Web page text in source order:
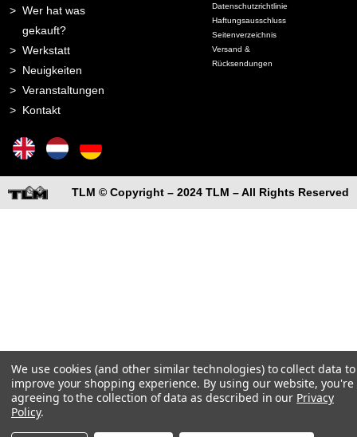
Wer hat was
gekauft?
Werkstatt
Neuigkeiten
Veranstaltungen
Kontakt
Datenschutzrichtlinie
Haftungsausschluss
Seitenverzeichnis
Versand &
Rücksendungen
TLM © Copyright – 2024 TLM – All Rights Reserved
We use cookies (and other similar technologies) to collect data to
improve your shopping experience. By using our website, you're
agreeing to the collection of data as described in our Privacy
Policy.